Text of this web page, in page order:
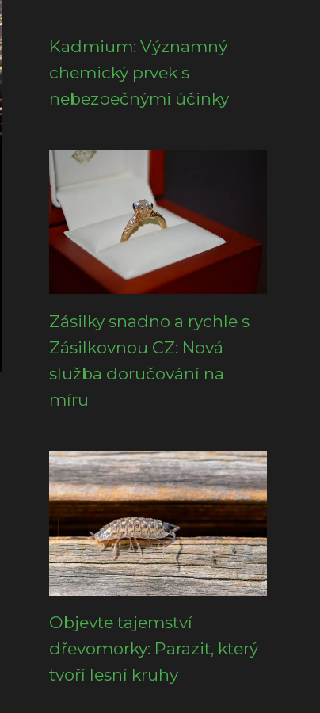
Kadmium: Významný
chemický prvek s
nebezpečnými účinky
Zásilky snadno a rychle s
Zásilkovnou CZ: Nová
služba doručování na
míru
Objevte tajemství
dřevomorky: Parazit, který
tvoří lesní kruhy